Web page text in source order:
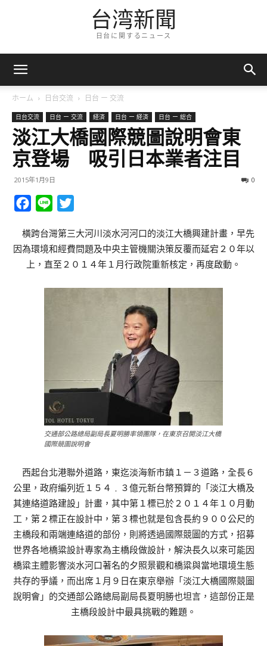
台湾新聞
日台に関するニュース
ホーム 日台交流 日台 ー 交流
日台交流 日台 ー 交流 経済 日台 ー 経済 日台 ー 総合
淡江大橋國際競圖說明會東
京登場 吸引日本業者注目
2015年1月9日 0
Facebook
Line
橫跨台灣第三大河川淡水河河口的淡江大橋興建計畫，早先
因為環境和經費問題及中央主管機關決策反覆而延宕２０年以
上，直至２０１４年１月行政院重新核定，再度啟動。
交通部公路總局副局長夏明勝率領團隊，在東京召開淡江大橋
國際競圖說明會
西起台北港聯外道路，東迄淡海新市鎮１－３道路，全長６
公里，政府編列近１５４﹒３億元新台幣預算的「淡江大橋及
其連絡道路建設」計畫，其中第１標已於２０１４年１０月動
工，第２標正在設計中，第３標也就是包含長約９００公尺的
主橋段和兩端連絡道的部份，則將透過國際競圖的方式，招募
世界各地橋粱設計專家為主橋段做設計，解決長久以來可能因
橋粱主體影響淡水河口著名的夕照景觀和橋粱與當地環境生態
共存的爭議，而出席１月９日在東京舉辦「淡江大橋國際競圖
說明會」的交通部公路總局副局長夏明勝也坦言，這部份正是
主橋段設計中最具挑戰的難題。